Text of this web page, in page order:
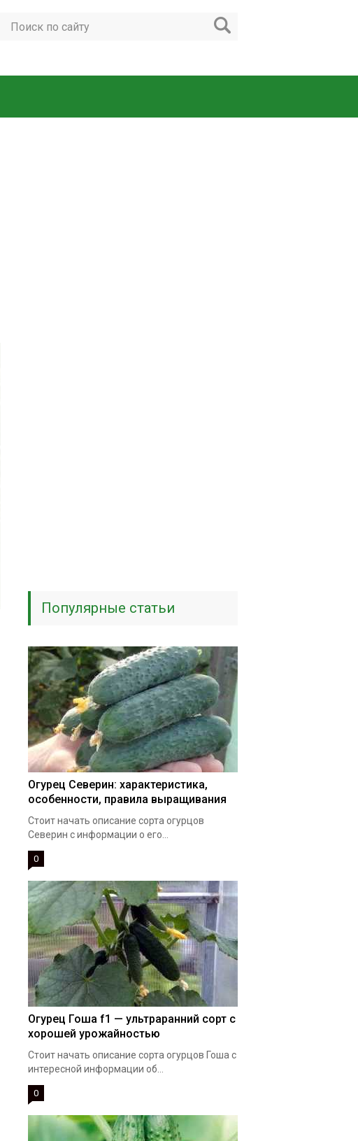
Популярные статьи
Огурец Северин: характеристика,
особенности, правила выращивания
Стоит начать описание сорта огурцов
Северин с информации о его...
0
Огурец Гоша f1 — ультраранний сорт с
хорошей урожайностью
Стоит начать описание сорта огурцов Гоша с
интересной информации об...
0